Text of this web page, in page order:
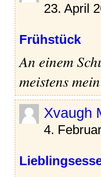
23. April
Frühstück
An einem
meistens
Xvaugh
4.